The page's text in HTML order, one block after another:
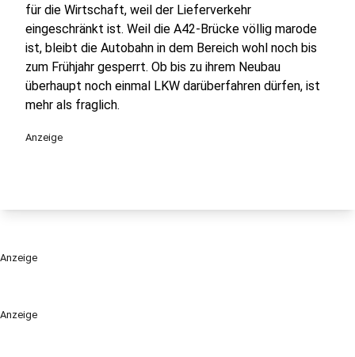
Anzeige
für die Wirtschaft, weil der Lieferverkehr
eingeschränkt ist. Weil die A42-Brücke völlig marode
ist, bleibt die Autobahn in dem Bereich wohl noch bis
zum Frühjahr gesperrt. Ob bis zu ihrem Neubau
überhaupt noch einmal LKW darüberfahren dürfen, ist
mehr als fraglich.
Anzeige
Anzeige